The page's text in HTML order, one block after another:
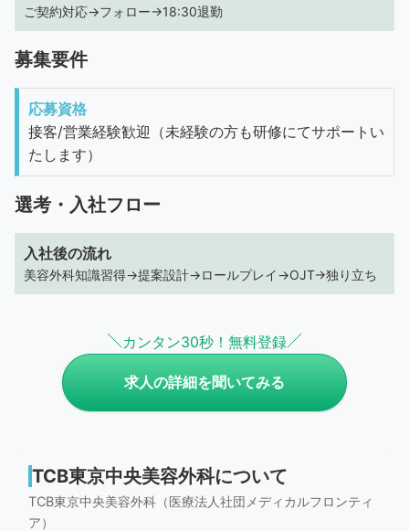
ご契約対応→フォロー→18:30退勤
募集要件
応募資格
接客/営業経験歓迎（未経験の方も研修にてサポートい
たします）
選考・入社フロー
入社後の流れ
美容外科知識習得→提案設計→ロールプレイ→OJT→独り立ち
カンタン30秒！無料登録
求人の詳細を聞いてみる
TCB東京中央美容外科について
TCB東京中央美容外科（医療法人社団メディカルフロンティ
ア）